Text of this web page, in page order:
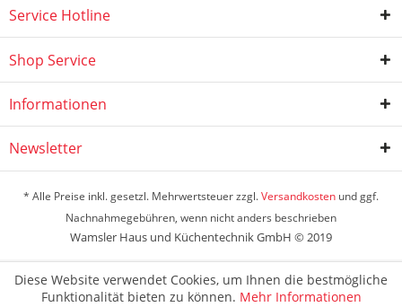
Service Hotline
Shop Service
Informationen
Newsletter
* Alle Preise inkl. gesetzl. Mehrwertsteuer zzgl.Versandkosten und ggf.
Nachnahmegebühren, wenn nicht anders beschrieben
Wamsler Haus und Küchentechnik GmbH © 2019
Diese Website verwendet Cookies, um Ihnen die bestmögliche
Funktionalität bieten zu können. Mehr Informationen